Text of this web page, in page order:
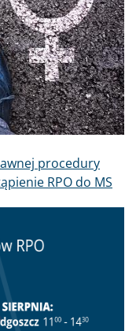
procedury
RPO do MS